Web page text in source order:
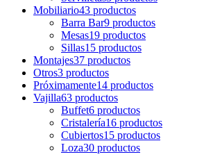
Mobiliario43 productos
Barra Bar9 productos
Mesas19 productos
Sillas15 productos
Montajes37 productos
Otros3 productos
Próximamente14 productos
Vajilla63 productos
Buffet6 productos
Cristalería16 productos
Cubiertos15 productos
Loza30 productos